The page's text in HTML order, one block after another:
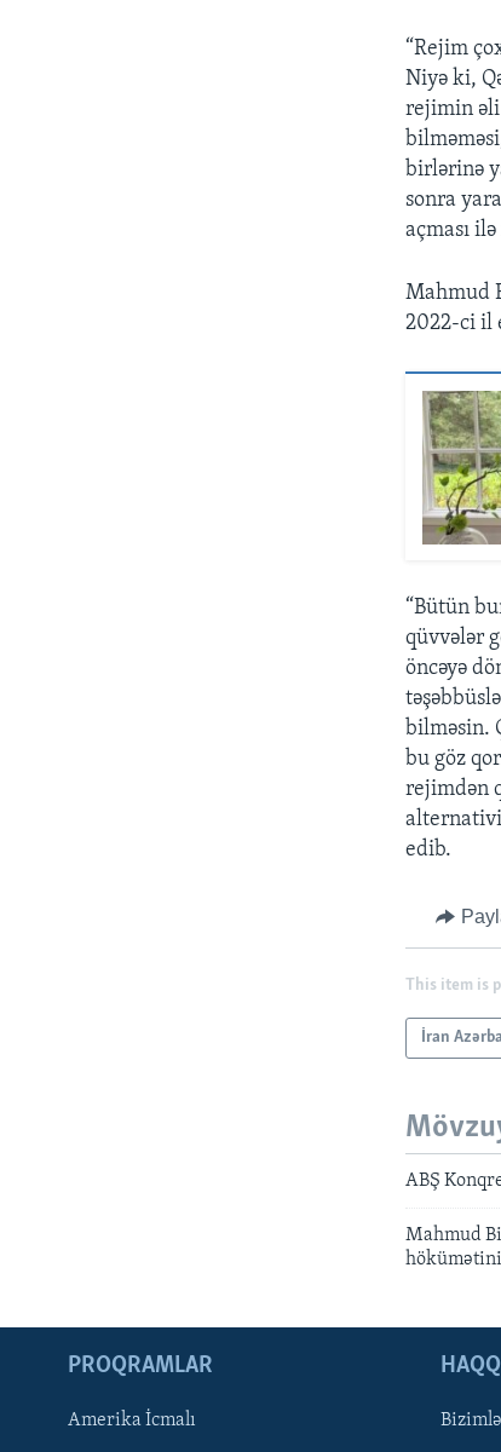
“Rejim
Niyə ki,
rejimin əli
birlərinə
sonra
açması
Mahmud
2022-ci il
“Bütün
qüvvələr
öncəyə
bilməsin.
bu göz
rejimdən
edib.
This item is
İran
ABŞ
Mahmud
PROQRAMLAR
Amerika İcmalı